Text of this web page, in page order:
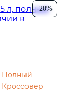
-20%
Полный
Кроссовер